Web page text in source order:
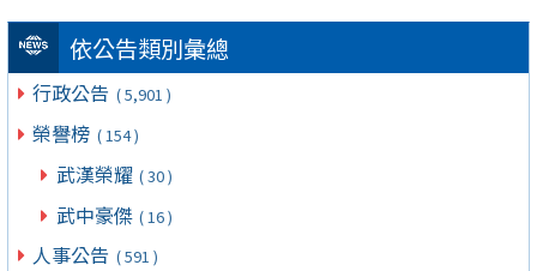
依公告類別彙總
行政公告 ( 5,901 )
榮譽榜 ( 154 )
武漢榮耀 ( 30 )
武中豪傑 ( 16 )
人事公告 ( 591 )